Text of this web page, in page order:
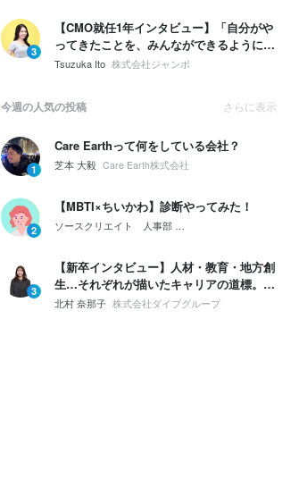
3
【CMO就任1年インタビュー】「自分がや
ってきたことを、みんなができるように」
CMOが語るマーケティング組織のこれか
Tsuzuka Ito 株式会社ジャンボ
今週の人気の投稿 さらに表示
1
Care Earthって何をしている会社？
芝本 大毅 Care Earth株式会社
2
【MBTI×ちいかわ】診断やってみた！
ソースクリエイト 人事部会社紹介｜ソースクリエイ
3
【新卒インタビュー】人材・教育・地方創
生…それぞれが描いたキャリアの道標。僕
たちが「ダイブ」を選んだ理由
北村 奈那子 株式会社ダイブグループ